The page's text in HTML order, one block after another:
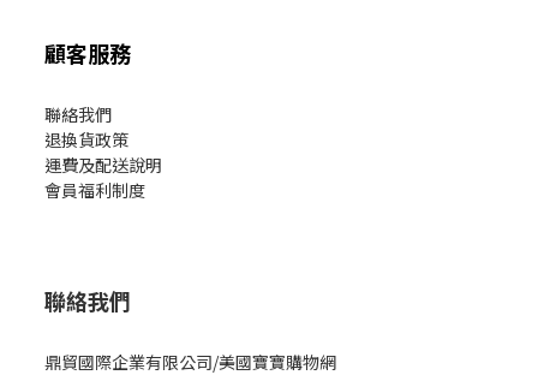
顧客服務
聯絡我們
退換貨政策
運費及配送說明
會員福利制度
聯絡我們
鼎貿國際企業有限公司/美國寶寶購物網